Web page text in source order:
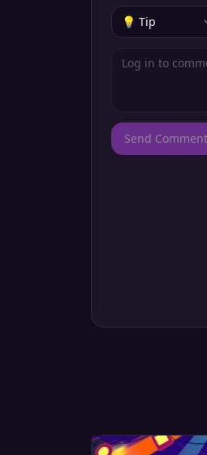
💡 Tip
Send Comment